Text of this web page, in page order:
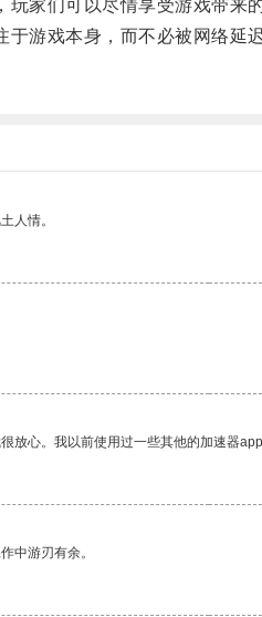
家们可以尽情享受游戏带来的
游戏本身，而不必被网络延迟
人情。
心。我以前使用过一些其他的加速器
中游刃有余。